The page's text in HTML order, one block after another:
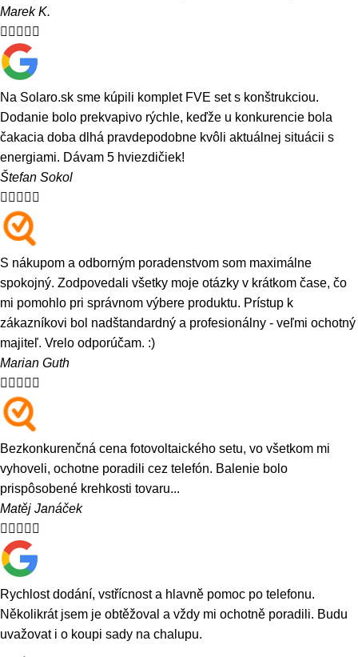
Marek K.
    
Na Solaro.sk sme kúpili komplet FVE set s konštrukciou.
Dodanie bolo prekvapivo rýchle, keďže u konkurencie bola
čakacia doba dlhá pravdepodobne kvôli aktuálnej situácii s
energiami. Dávam 5 hviezdičiek!
Štefan Sokol
    
S nákupom a odborným poradenstvom som maximálne
spokojný. Zodpovedali všetky moje otázky v krátkom čase, čo
mi pomohlo pri správnom výbere produktu. Prístup k
zákazníkovi bol nadštandardný a profesionálny - veľmi ochotný
majiteľ. Vrelo odporúčam. :)
Marian Guth
    
Bezkonkurenčná cena fotovoltaického setu, vo všetkom mi
vyhoveli, ochotne poradili cez telefón. Balenie bolo
prispôsobené krehkosti tovaru...
Matěj Janáček
    
Rychlost dodání, vstřícnost a hlavně pomoc po telefonu.
Několikrát jsem je obtěžoval a vždy mi ochotně poradili. Budu
uvažovat i o koupi sady na chalupu.